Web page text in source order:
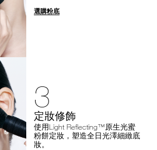
選購粉底
3
定妝修飾
使用Light Reflecting™原生光蜜
粉餅定妝，塑造全日光澤細緻底
妝。